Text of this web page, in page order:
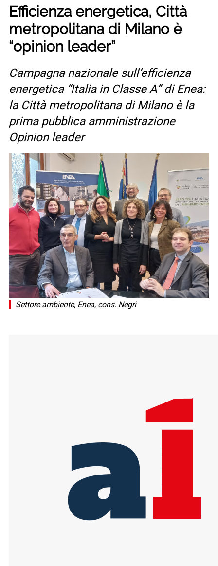
Efficienza energetica, Città
metropolitana di Milano è
“opinion leader”
Campagna nazionale sull’efficienza
energetica “Italia in Classe A” di Enea:
la Città metropolitana di Milano è la
prima pubblica amministrazione
Opinion leader
Settore ambiente, Enea, cons. Negri